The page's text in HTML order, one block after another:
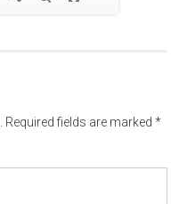
Required fields are marked*